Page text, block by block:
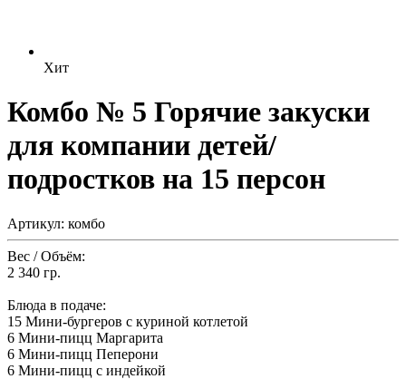
Хит
Комбо № 5 Горячие закуски
для компании детей/
подростков на 15 персон
Артикул: комбо
Вес / Объём:
2 340 гр.
Блюда в подаче:
15 Мини-бургеров с куриной котлетой
6 Мини-пицц Маргарита
6 Мини-пицц Пеперони
6 Мини-пицц с индейкой